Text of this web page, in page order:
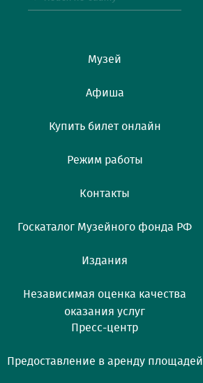
Музей
Афиша
Купить билет онлайн
Режим работы
Контакты
Госкаталог Музейного фонда РФ
Издания
Независимая оценка качества
оказания услуг
Пресс-центр
Предоставление в аренду площадей